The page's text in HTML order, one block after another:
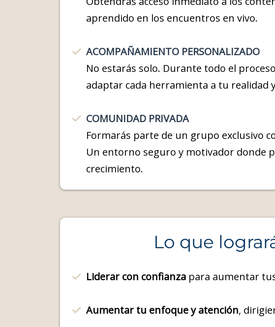
aprendido en los encuentros en vivo.
ACOMPAÑAMIENTO PERSONALIZADO
No estarás solo. Durante todo el
adaptar cada herramienta a tu realidad
COMUNIDAD PRIVADA
Formarás parte de un grupo exclusivo
Un entorno seguro y motivador donde
crecimiento.
Lo que
Liderar con confianza para aumentar
Aumentar tu enfoque y atención,